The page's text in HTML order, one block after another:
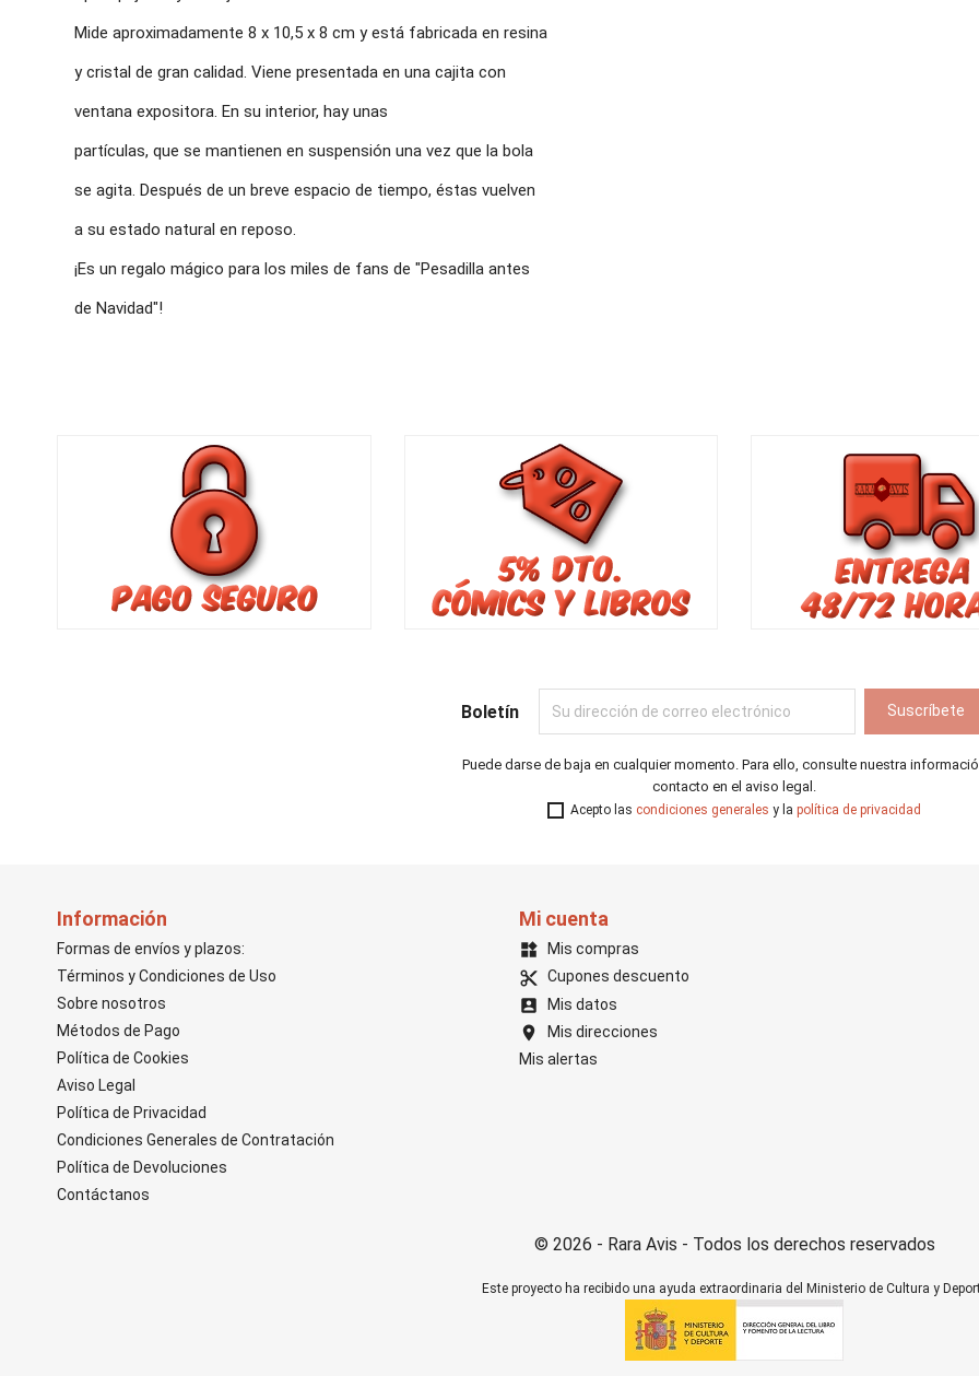
Mide aproximadamente 8 x 10,5 x 8 cm y está fabricada en resina
y cristal de gran calidad. Viene presentada en una cajita con
ventana expositora. En su interior, hay unas
partículas, que se mantienen en suspensión una vez que la bola
se agita. Después de un breve espacio de tiempo, éstas vuelven
a su estado natural en reposo.
¡Es un regalo mágico para los miles de fans de "Pesadilla antes
de Navidad"!
Boletín
Puede darse de baja en cualquier momento. Para ello, consulte nuestra
contacto en el aviso legal.
Acepto las condiciones generales y la política de privacidad
Información
Formas de envíos y plazos:
Términos y Condiciones de Uso
Sobre nosotros
Métodos de Pago
Política de Cookies
Aviso Legal
Política de Privacidad
Condiciones Generales de Contratación
Política de Devoluciones
Contáctanos
Mi cuenta
widgets Mis compras
content_cut Cupones descuento
account_box Mis datos
location_on
Mis direcciones
Mis alertas
© 2026 - Rara Avis - Todos los derechos reservados
Este proyecto ha recibido una ayuda extraordinaria del Ministerio de Cultura y